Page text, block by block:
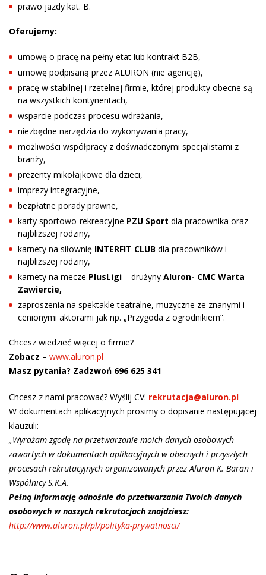
prawo jazdy kat. B.
Oferujemy:
umowę o pracę na pełny etat lub kontrakt B2B,
umowę podpisaną przez ALURON (nie agencję),
pracę w stabilnej i rzetelnej firmie, której produkty obecne są
na wszystkich kontynentach,
wsparcie podczas procesu wdrażania,
niezbędne narzędzia do wykonywania pracy,
możliwości współpracy z doświadczonymi specjalistami z
branży,
prezenty mikołajkowe dla dzieci,
imprezy integracyjne,
bezpłatne porady prawne,
karty sportowo-rekreacyjne PZU Sport dla pracownika oraz
najbliższej rodziny,
karnety na siłownię INTERFIT CLUB dla pracowników i
najbliższej rodziny,
karnety na mecze PlusLigi – drużyny Aluron- CMC Warta
Zawiercie,
zaproszenia na spektakle teatralne, muzyczne ze znanymi i
cenionymi aktorami jak np. „Przygoda z ogrodnikiem”.
Chcesz wiedzieć więcej o firmie?
Zobacz – www.aluron.pl
Masz pytania? Zadzwoń 696 625 341
Chcesz z nami pracować? Wyślij CV: rekrutacja@aluron.pl
W dokumentach aplikacyjnych prosimy o dopisanie następującej
klauzuli:
„Wyrażam zgodę na przetwarzanie moich danych osobowych
zawartych w dokumentach aplikacyjnych w obecnych i przyszłych
procesach rekrutacyjnych organizowanych przez Aluron K. Baran i
Wspólnicy S.K.A.
Pełną informację odnośnie do przetwarzania Twoich danych
osobowych w naszych rekrutacjach znajdziesz:
http://www.aluron.pl/pl/polityka-prywatnosci/